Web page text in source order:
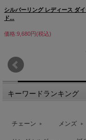
シルバーリング レディース ダ
ド...
価格:9,680円(税込)
キーワードランキング
チェーン メンズ